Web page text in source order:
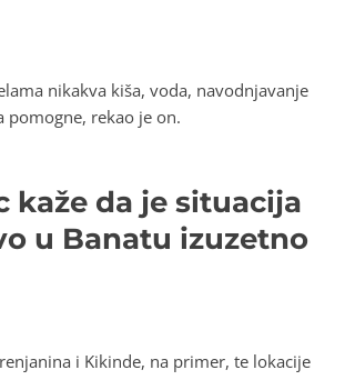
nikakva kiša, voda, navodnjavanje
pomogne, rekao je on.
kaže da je situacija
u Banatu izuzetno
i Kikinde, na primer, te lokacije